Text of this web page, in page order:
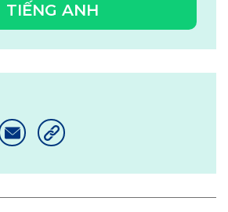
TIẾNG ANH